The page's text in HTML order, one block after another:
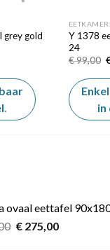
grey gold
.
Y 1378
24
€99,00
in
ovaal eettafel
Oorspronkelijke
€275,00Huidige